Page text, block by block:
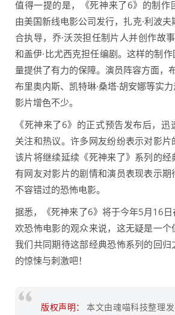
值得一提的是，《死神来了6》的制作
由美国新线电影公司发行，扎克·利波夫
合执导，乔·沃茨担任制片人并创作故
和盖伊·比尤西克担任编剧。这样的制
量提供了有力的保障。演员阵容方面，
布里奥内斯、凯特琳·桑塔·胡安娜等实
影片增色不少。
《死神来了6》的正式预告发布后，
关注和热议。许多网友纷纷表示对影
该片将继续延续《死神来了》系列的
有网友对影片的剧情和演员表现表示
不容错过的恐怖电影。
据悉，《死神来了6》将于今年5月16
欢恐怖电影的观众来说，这无疑是一
我们共同期待这部经典恐怖系列的回
的惊悚与刺激吧！
版权声明：
本文由魂喵科技整理